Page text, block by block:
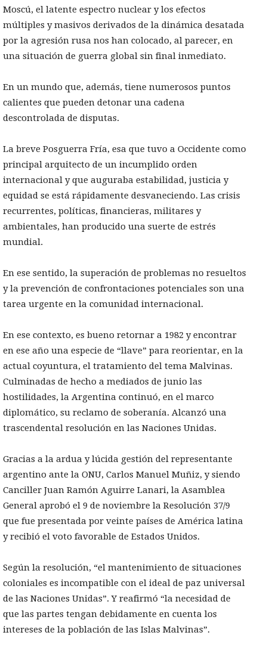
Moscú, el latente espectro nuclear y los efectos
múltiples y masivos derivados de la dinámica desatada
por la agresión rusa nos han colocado, al parecer, en
una situación de guerra global sin final inmediato.
En un mundo que, además, tiene numerosos puntos
calientes que pueden detonar una cadena
descontrolada de disputas.
La breve Posguerra Fría, esa que tuvo a Occidente como
principal arquitecto de un incumplido orden
internacional y que auguraba estabilidad, justicia y
equidad se está rápidamente desvaneciendo. Las crisis
recurrentes, políticas, financieras, militares y
ambientales, han producido una suerte de estrés
mundial.
En ese sentido, la superación de problemas no resueltos
y la prevención de confrontaciones potenciales son una
tarea urgente en la comunidad internacional.
En ese contexto, es bueno retornar a 1982 y encontrar
en ese año una especie de “llave” para reorientar, en la
actual coyuntura, el tratamiento del tema Malvinas.
Culminadas de hecho a mediados de junio las
hostilidades, la Argentina continuó, en el marco
diplomático, su reclamo de soberanía. Alcanzó una
trascendental resolución en las Naciones Unidas.
Gracias a la ardua y lúcida gestión del representante
argentino ante la ONU, Carlos Manuel Muñiz, y siendo
Canciller Juan Ramón Aguirre Lanari, la Asamblea
General aprobó el 9 de noviembre la Resolución 37/9
que fue presentada por veinte países de América latina
y recibió el voto favorable de Estados Unidos.
Según la resolución, “el mantenimiento de situaciones
coloniales es incompatible con el ideal de paz universal
de las Naciones Unidas”. Y reafirmó “la necesidad de
que las partes tengan debidamente en cuenta los
intereses de la población de las Islas Malvinas”.